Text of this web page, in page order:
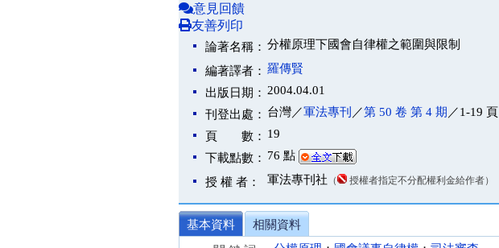
意見回饋
友善列印
論著名稱： 分權原理下國會自律權之範圍與限制
編著譯者： 羅傳賢
出版日期： 2004.04.01
刊登出處： 台灣／軍法專刊 ／第 50 卷 第 4 期 ／1-19 頁
頁 數： 19
下載點數： 76 點
授 權 者：
軍法專刊社 （ 授權者指定不分配權利金給作者）
基本資料
相關資料